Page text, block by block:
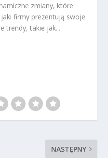
zmiany, które
firmy prezentują swoje
trendy, takie jak...
NASTĘPNY